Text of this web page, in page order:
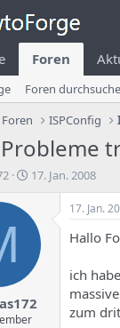
Foren
Foren
Foren ISPConfig
Probleme
E
t
l
n
g
17. Jan. 2008
17. Jan.
Hallo
ich
zum